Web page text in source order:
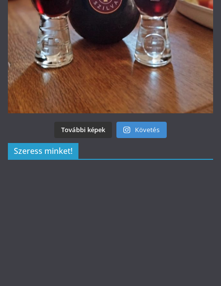
További képek Követés
Szeress minket!